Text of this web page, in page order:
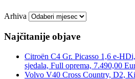
Arhiva
Najčitanije objave
Citroën C4 Gr. Picasso 1,6 e-
sjedala, Full oprema, 7.490,00
Volvo V40 Cross Country, D2,